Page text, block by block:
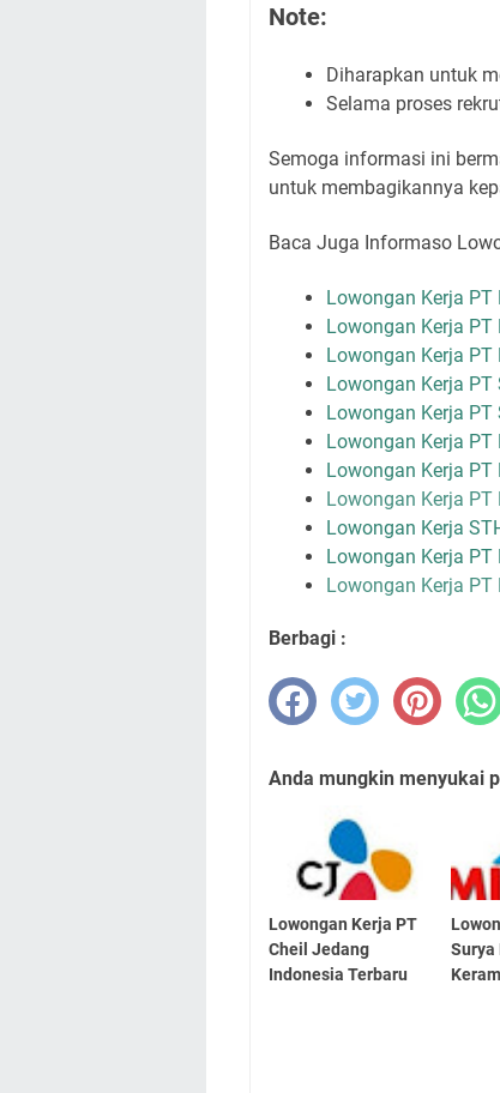
Note:
Diharapkan untuk
Selama proses
Semoga informasi ini
untuk membagikannya
Baca Juga Informaso
Lowongan Kerja
Lowongan Kerja PT
Lowongan Kerja PT
Lowongan Kerja PT
Lowongan Kerja
Lowongan Kerja
Lowongan Kerja
Lowongan Kerja
Lowongan Kerja
Lowongan Kerja PT
Lowongan Kerja
Berbagi :
Anda mungkin menyukai
Lowongan Kerja PT
Cheil Jedang
Indonesia Terbaru
Surya